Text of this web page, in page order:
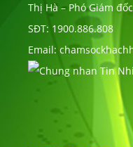
Thị Hà – Phó Giám
SĐT: 1900.886.808
Email: